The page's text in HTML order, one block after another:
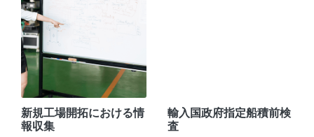
新規工場開拓における情
報収集
輸入国政府指定船積前検
査